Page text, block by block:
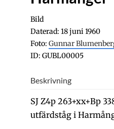
Bild
Daterad: 18 juni 1960
Foto: Gunnar
ID: GUBL00005
Beskrivning
SJ Z4p 263+xx+Bp
utfärdståg i